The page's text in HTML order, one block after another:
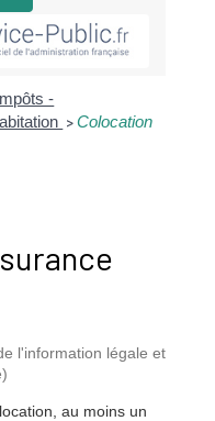
-
> Colocation
l'information légale et
au moins un